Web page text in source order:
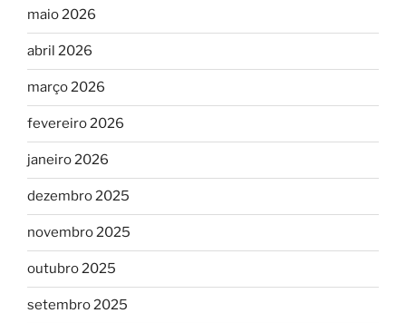
maio 2026
abril 2026
março 2026
fevereiro 2026
janeiro 2026
dezembro 2025
novembro 2025
outubro 2025
setembro 2025